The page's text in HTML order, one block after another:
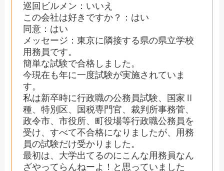
巡回ビルメン：いいえ
この会社は好きですか？：はい
同意：はい
メッセージ：東京に隣接する県の県立学校
用務員です。
簡単な試験で合格しました。
今現在も年に一度試験が実施されていま
す。
私は新卒時に行政職の公務員試験、国家Ⅱ
種、特別区、国税専門官、裁判所事務菅、
政令市、市役所、町役場等行政職公務員を
受け、すべて不合格になりましたが、用務
員の試験だけ受かりました。
最初は、大学出てるのにこんな用務員なん
ざやってらんねーよ！と思っていました